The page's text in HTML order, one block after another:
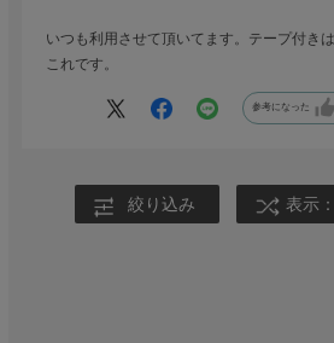
いつも利用させて頂いてます。テープ付き
これです。
参考になった
絞り込み 表示